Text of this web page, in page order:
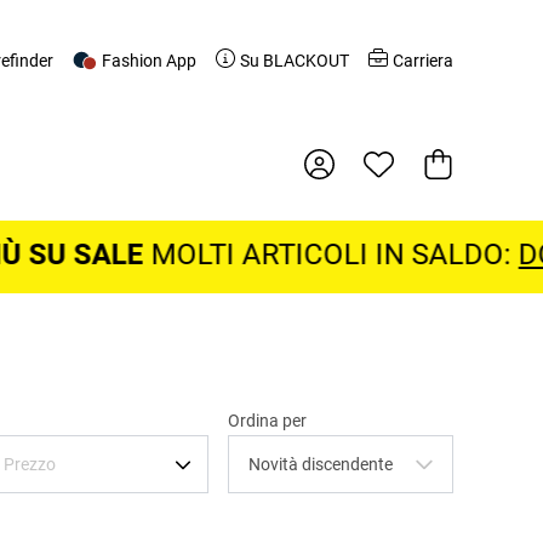
Fashion App Su BLACKOUT Carriera
Cestino della
MOLTI ARTICOLI IN SALDO:DONNE
Prezzo
Ordina per
Novità discendente